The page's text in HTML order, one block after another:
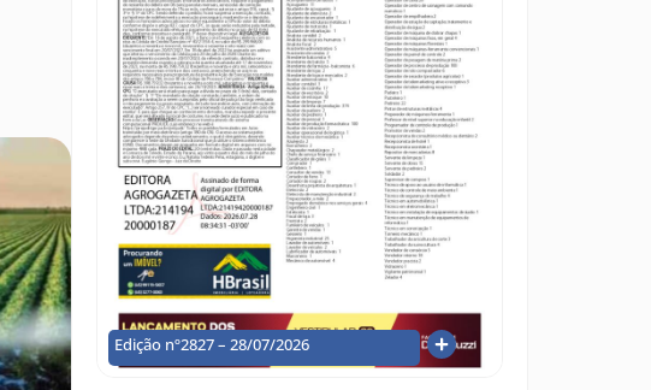
Edição nº2827 – 28/07/2026